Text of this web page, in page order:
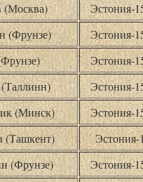
(Москва)
Эстония-
(Фрунзе)
Эстония-
Эстония-
Эстония-
(Минск)
Эстония-
(Ташкент)
Эстония-
(Фрунзе)
Эстония-